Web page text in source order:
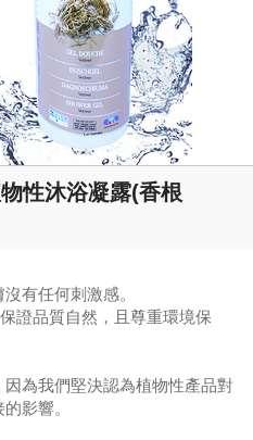
性沐浴凝露(香根
有任何刺激感。
證品質自然，且尊重環境保
為我們堅決認為植物性產品對
影響。